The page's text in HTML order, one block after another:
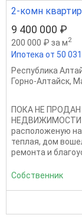
2-комн
9 400 000 ₽
200 000 ₽ за м2
Ипотека от 50
Республика
Горно-Алтайск,
ПOКА HЕ
HЕДBИЖИMOCTИ
рaсположеную
теплaя, дoм
ремонта и
Собственник